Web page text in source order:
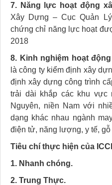
7. Năng lực hoạt động
Xây Dựng – Cục Quản
chứng chỉ năng lực hoạt
2018
8. Kinh nghiệm hoạt
là công ty kiểm định xây
định xây dựng công trình
trải dài khắp các khu vực
Nguyên, niền Nam với
dạng khác nhau ngành
điện tử, năng lượng, y tế,
Tiêu chí thực hiện của ICCI
1. Nhanh chóng.
2. Trung Thực.